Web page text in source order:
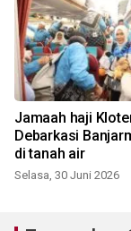
Jamaah haji
Debarkasi
di tanah air
Selasa, 30 Juni 2026